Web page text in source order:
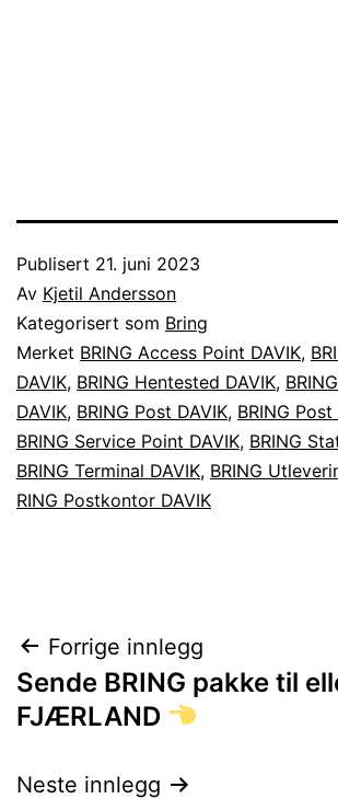
Publisert 21. juni 2023
Av Kjetil Andersson
Kategorisert som Bring
Merket BRING Access Point DAVIK,
DAVIK, BRING Hentested DAVIK,
DAVIK, BRING Post DAVIK, BRING
BRING Service Point DAVIK, BRING
BRING Terminal DAVIK, BRING
RING Postkontor DAVIK
Forrige innlegg
Sende BRING pakke til
FJÆRLAND
Neste innlegg